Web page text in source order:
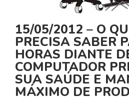
15/05/2012 – O
PRECISA SABER
HORAS DIANTE
COMPUTADOR
SUA SAÚDE E
MÁXIMO DE